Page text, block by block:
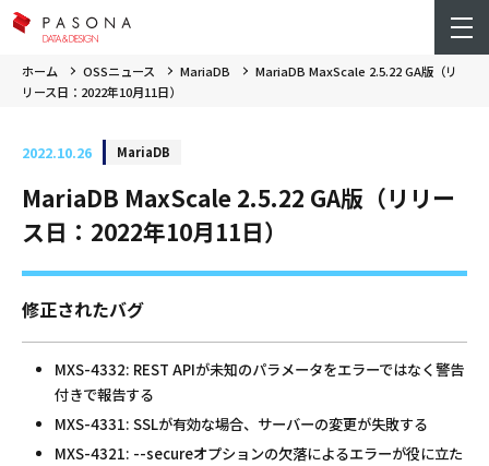
ホーム OSSニュース MariaDB
MariaDB MaxScale 2.5.22 GA版（リ
リース日：2022年10月11日）
2022.10.26 MariaDB
MariaDB MaxScale 2.5.22 GA版（リリー
ス日：2022年10月11日）
修正されたバグ
MXS-4332: REST APIが未知のパラメータをエラーではなく警告
付きで報告する
MXS-4331: SSLが有効な場合、サーバーの変更が失敗する
MXS-4321: --secureオプションの欠落によるエラーが役に立た